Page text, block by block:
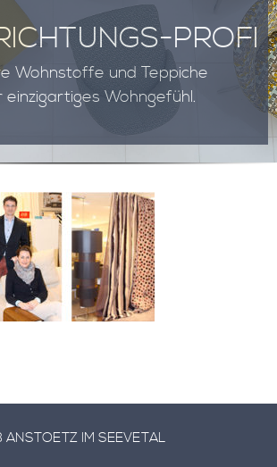
PROFI
Wohnstoffe und Teppiche
einzigartiges Wohngefühl.
IM SEEVETAL